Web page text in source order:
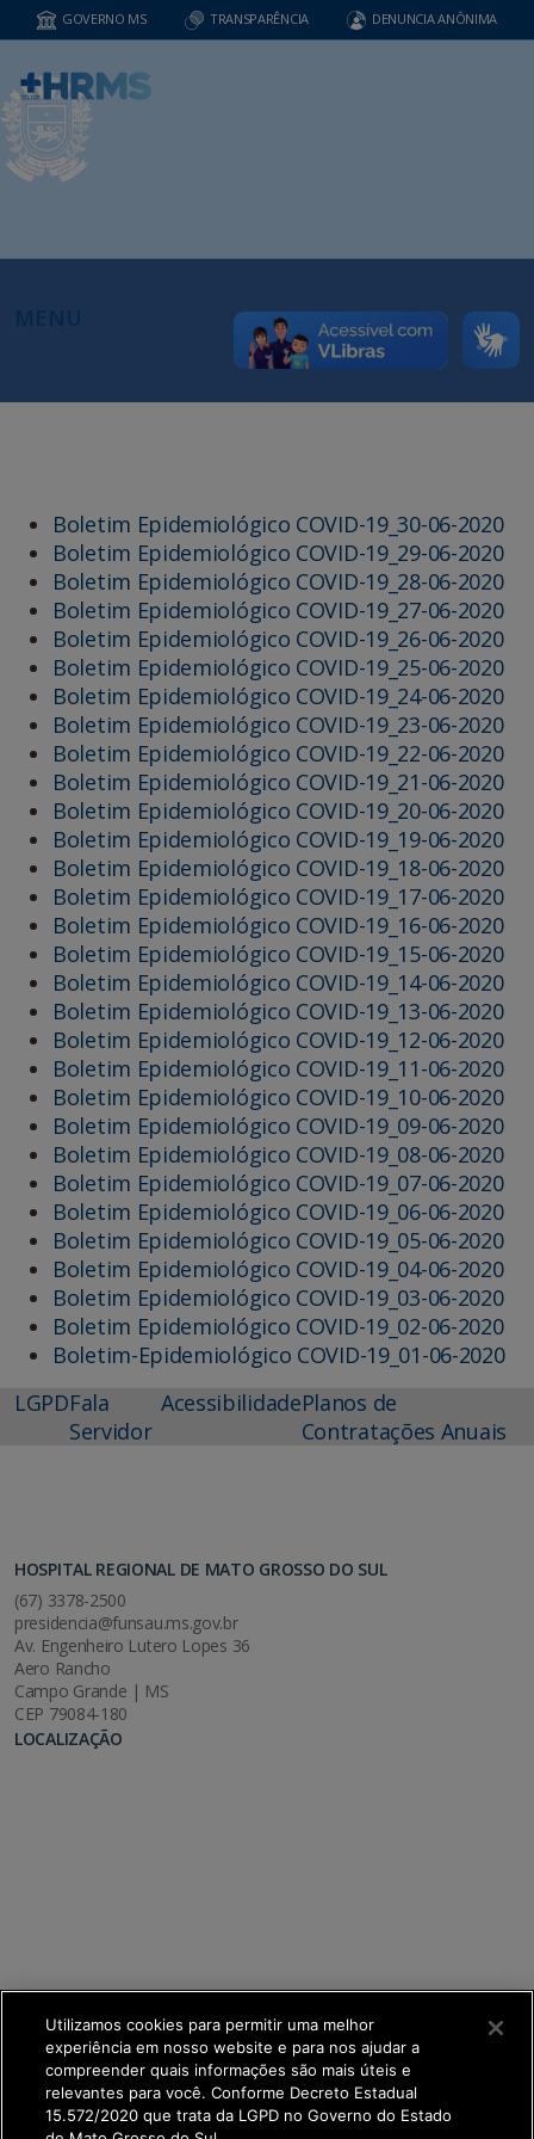
GOVERNO MS TRANSPARÊNCIA DENUNCIA ANÔNIMA
Boletim Epidemiológico COVID-19_30-06-2020
Boletim Epidemiológico COVID-19_29-06-2020
Boletim Epidemiológico COVID-19_28-06-2020
Boletim Epidemiológico COVID-19_27-06-2020
Boletim Epidemiológico COVID-19_26-06-2020
Boletim Epidemiológico COVID-19_25-06-2020
Boletim Epidemiológico COVID-19_24-06-2020
Boletim Epidemiológico COVID-19_23-06-2020
Boletim Epidemiológico COVID-19_22-06-2020
Boletim Epidemiológico COVID-19_21-06-2020
Boletim Epidemiológico COVID-19_20-06-2020
Boletim Epidemiológico COVID-19_19-06-2020
Boletim Epidemiológico COVID-19_18-06-2020
Boletim Epidemiológico COVID-19_17-06-2020
Boletim Epidemiológico COVID-19_16-06-2020
Boletim Epidemiológico COVID-19_15-06-2020
Boletim Epidemiológico COVID-19_14-06-2020
Boletim Epidemiológico COVID-19_13-06-2020
Boletim Epidemiológico COVID-19_12-06-2020
Boletim Epidemiológico COVID-19_11-06-2020
Boletim Epidemiológico COVID-19_10-06-2020
Boletim Epidemiológico COVID-19_09-06-2020
Boletim Epidemiológico COVID-19_08-06-2020
Boletim Epidemiológico COVID-19_07-06-2020
Boletim Epidemiológico COVID-19_06-06-2020
Boletim Epidemiológico COVID-19_05-06-2020
Boletim Epidemiológico COVID-19_04-06-2020
Boletim Epidemiológico COVID-19_03-06-2020
Boletim Epidemiológico COVID-19_02-06-2020
Boletim-Epidemiológico COVID-19_01-06-2020
LGPDFala
Servidor
AcessibilidadePlanos de
Contratações Anuais
HOSPITAL REGIONAL DE MATO GROSSO DO SUL
(67) 3378-2500
presidencia@funsau.ms.gov.br
Av. Engenheiro Lutero Lopes 36
Aero Rancho
Campo Grande | MS
CEP 79084-180
LOCALIZAÇÃO
Utilizamos cookies para permitir uma melhor
experiência em nosso website e para nos ajudar a
compreender quais informações são mais úteis e
relevantes para você. Conforme Decreto Estadual
15.572/2020 que trata da LGPD no Governo do Estado